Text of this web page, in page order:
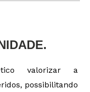
valorizar a
possibilitando